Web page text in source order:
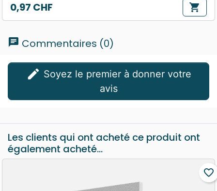
Prix
0,97 CHF shopping_cart
chat Commentaires (0)
edit
avis
Les clients qui ont acheté ce produit ont
également acheté...
favorite_border